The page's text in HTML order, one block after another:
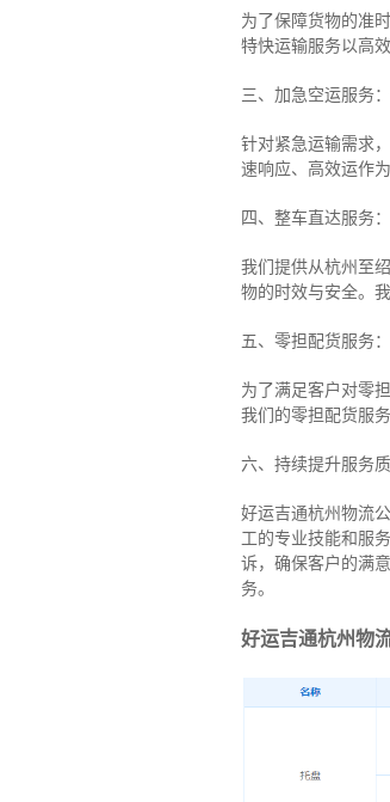
为了保障货物的准
特快运输服务以高
三、加急空运服务
针对紧急运输需求
速响应、高效运作
四、整车直达服务
我们提供从杭州至
物的时效与安全。
五、零担配货服务
为了满足客户对零
我们的零担配货服
六、持续提升服务
好运吉通杭州物流
工的专业技能和服
诉，确保客户的满
务。
好运吉通杭州物